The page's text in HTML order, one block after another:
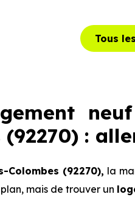
Tous
(92270) :
Colombes (92270), la
mais de trouver un